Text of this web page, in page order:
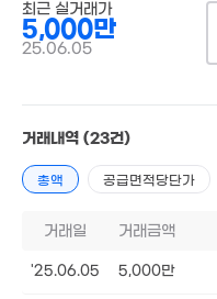
최근 실거래가
5,000만
25.06.05
거래내역 (23건)
총액 공급면적당단가
거래일 거래금액
'25.06.05 5,000만